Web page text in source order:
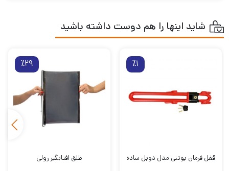
شاید اینها را هم دوست داشته باشید
٪1
قفل فرمان بوتنی مدل دوبل ساده
٪29
طلق افتابگیر رولی